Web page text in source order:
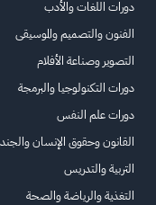
دورات اللغات والأدب
الفنون والتصميم والموسيقى
التصوير وصناعة الأفلام
دورات التكنولوجيا والبرمجة
دورات علم النفس
القانون وحقوق الإنسان
التربية والتدريس
التغذية والرياضة والصحة